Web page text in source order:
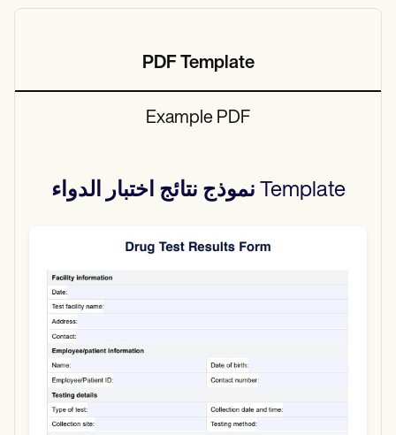
PDF Template
Example PDF
نموذج نتائج اختبار الدواء Template